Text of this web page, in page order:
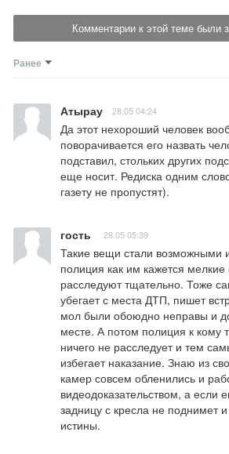
Комментарии к этой теме были
Ранее
Атырау 28.05 04:24
Да этот нехороший человек
поворачивается его назвать
подставил, стольких других
еще носит. Редиска одним
газету не пропустят).
гость 28.05 05:39
Такие вещи стали возможными
полиция как им кажется мелкие
расследуют тщательно. Тоже
убегает с места ДТП, пишет
мол были обоюдно неправы и
месте. А потом полиция к кому
ничего не расследует и тем
избегает наказание. Знаю из
камер совсем обленились и
видеодоказательством, а если
задницу с кресла не поднимет
истины.